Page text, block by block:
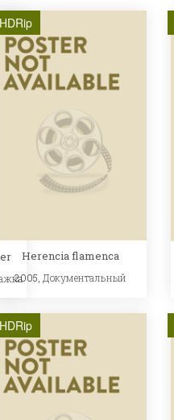
HDRip
Herencia flamenca
2005, Документальный
HDRip